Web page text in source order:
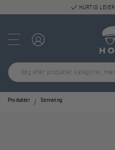
Produkter Servering